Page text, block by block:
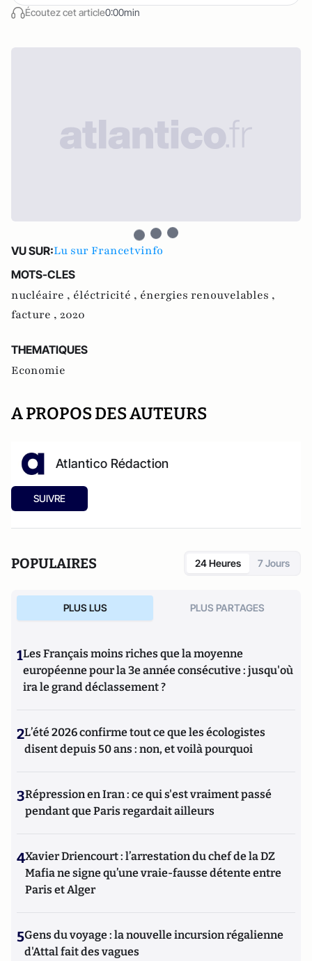
Écoutez cet article0:00min
VU SUR:Lu sur Francetvinfo
MOTS-CLES
nucléaire , éléctricité , énergies renouvelables ,
facture , 2020
THEMATIQUES
Economie
A PROPOS DES AUTEURS
Atlantico Rédaction
SUIVRE
POPULAIRES 24 Heures 7 Jours
PLUS LUS PLUS PARTAGES
1Les Français moins riches que la moyenne
européenne pour la 3e année consécutive : jusqu'où
ira le grand déclassement ?
2L’été 2026 confirme tout ce que les écologistes
disent depuis 50 ans : non, et voilà pourquoi
3Répression en Iran : ce qui s'est vraiment passé
pendant que Paris regardait ailleurs
4Xavier Driencourt : l’arrestation du chef de la DZ
Mafia ne signe qu’une vraie-fausse détente entre
Paris et Alger
5Gens du voyage : la nouvelle incursion régalienne
d'Attal fait des vagues